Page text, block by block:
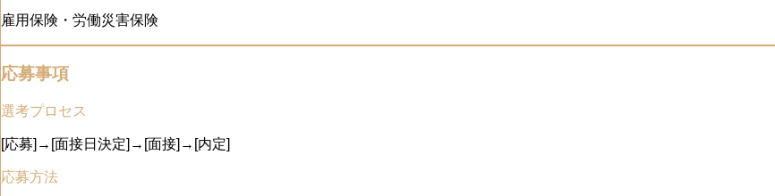
雇用保険・労働災害保険
応募事項
選考プロセス
[応募]→[面接日決定]→[面接]→[内定]
応募方法